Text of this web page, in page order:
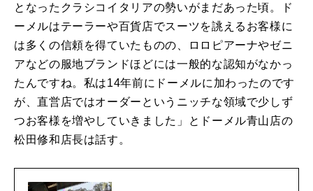
となったクラシコイタリアの勢いがまだあった頃。ド
ーメルはテーラーや百貨店でスーツを誂えるお客様に
は多くの信頼を得ていたものの、ロロピアーナやゼニ
アなどの服地ブランドほどには一般的な認知がなかっ
たんですね。私は14年前にドーメルに加わったのです
が、直営店ではオーダーというニッチな領域で少しず
つお客様を増やしていきました」とドーメル青山店の
松田修和店長は話す。